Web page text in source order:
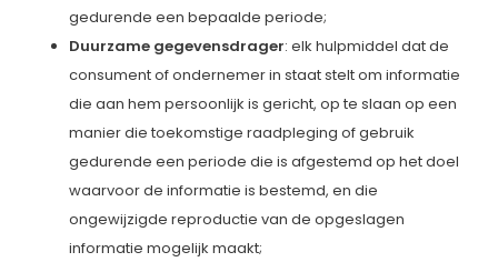
gedurende een bepaalde periode;
Duurzame gegevensdrager: elk hulpmiddel dat de
consument of ondernemer in staat stelt om informatie
die aan hem persoonlijk is gericht, op te slaan op een
manier die toekomstige raadpleging of gebruik
gedurende een periode die is afgestemd op het doel
waarvoor de informatie is bestemd, en die
ongewijzigde reproductie van de opgeslagen
informatie mogelijk maakt;